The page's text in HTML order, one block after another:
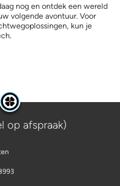
nog en ontdek een wereld
volgende avontuur. Voor
kun je
op afspraak)